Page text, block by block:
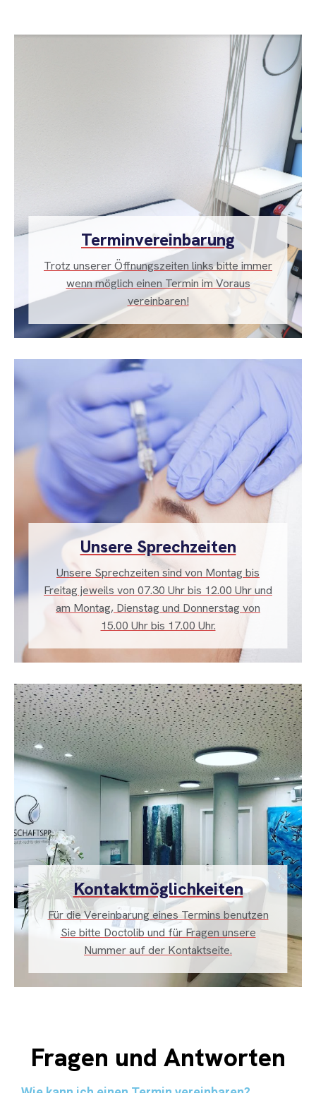
Terminvereinbarung
Trotz unserer Öffnungszeiten links bitte immer
wenn möglich einen Termin im Voraus
vereinbaren!
Unsere Sprechzeiten
Unsere Sprechzeiten sind von Montag bis
Freitag jeweils von 07.30 Uhr bis 12.00 Uhr und
am Montag, Dienstag und Donnerstag von
15.00 Uhr bis 17.00 Uhr.
Kontaktmöglichkeiten
Für die Vereinbarung eines Termins benutzen
Sie bitte Doctolib und für Fragen unsere
Nummer auf der Kontaktseite.
Fragen und Antworten